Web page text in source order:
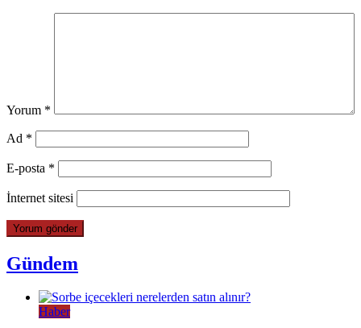
Yorum *
Ad *
E-posta *
İnternet sitesi
Gündem
Haber